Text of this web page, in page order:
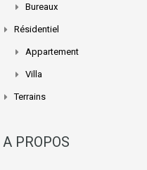
Bureaux
Résidentiel
Appartement
Villa
Terrains
A PROPOS